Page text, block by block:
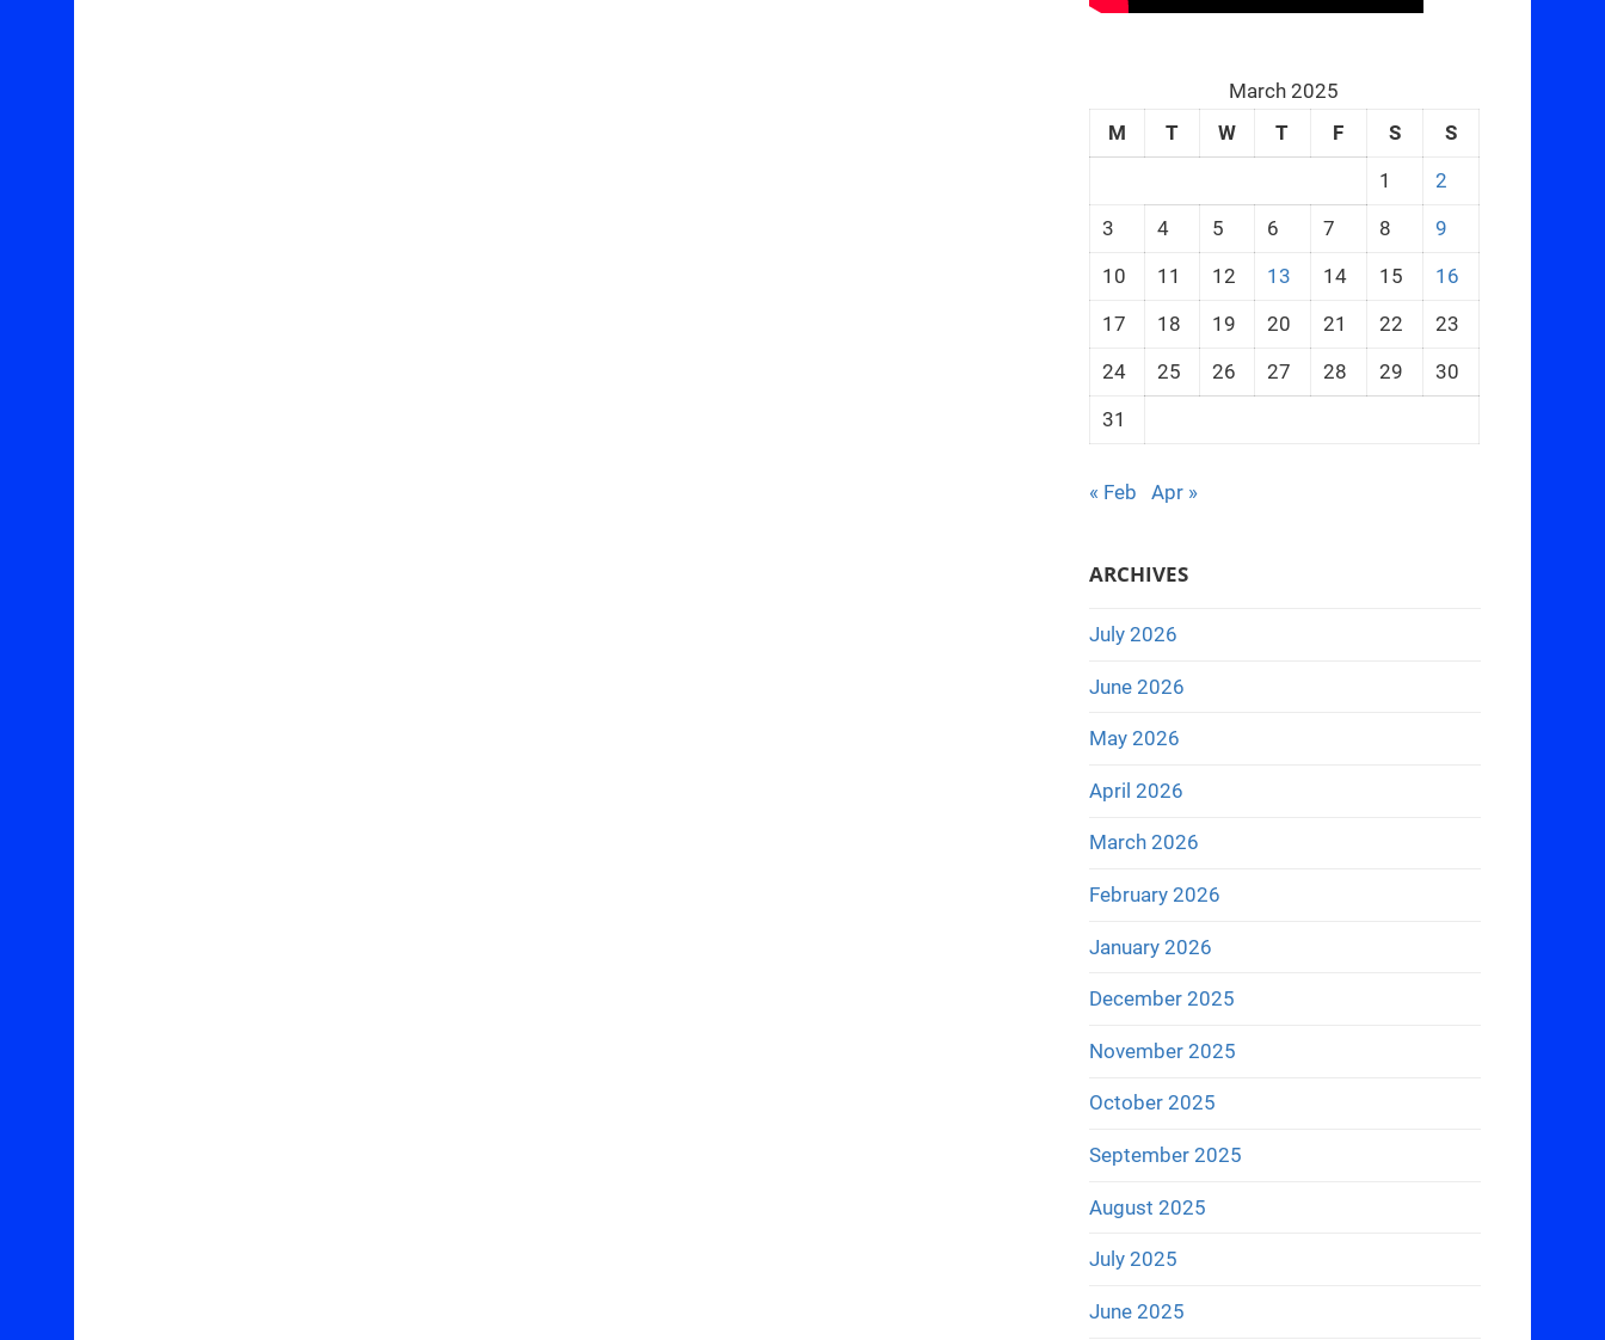
March 2025
M
T W T F S
S
1
2
3
4 5 6 7 8
9
10
11 12 13 14 15
16
17
18 19 20 21 22
23
24
25 26 27 28 29
30
31
« Feb Apr »
ARCHIVES
July 2026
June 2026
May 2026
April 2026
March 2026
February 2026
January 2026
December 2025
November 2025
October 2025
September 2025
August 2025
July 2025
June 2025